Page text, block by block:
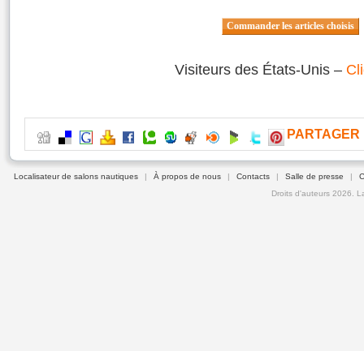
Visiteurs des États-Unis –
PARTAGER
Localisateur de salons nautiques | À propos de nous | Contacts | Salle de presse |
Droits d'auteurs 2026.